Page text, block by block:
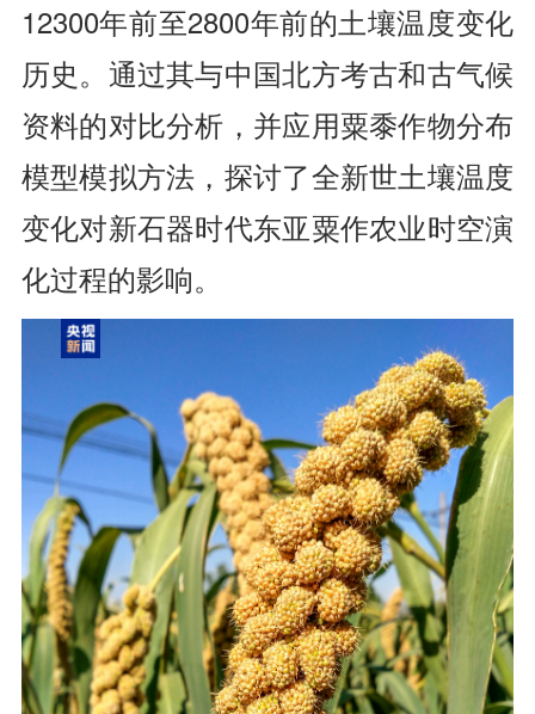
12300年前至2800年前的土壤温度变化
历史。通过其与中国北方考古和古气候
资料的对比分析，并应用粟黍作物分布
模型模拟方法，探讨了全新世土壤温度
变化对新石器时代东亚粟作农业时空演
化过程的影响。